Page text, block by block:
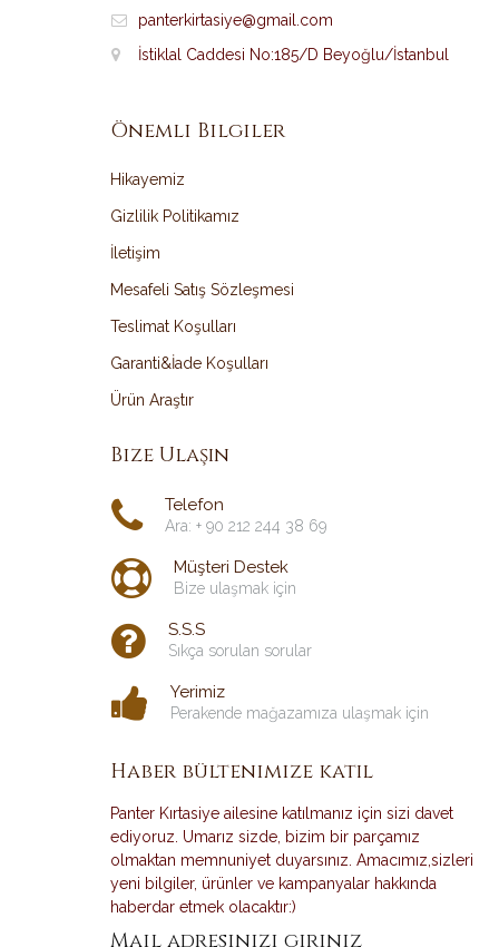
panterkirtasiye@gmail.com
İstiklal Caddesi No:185/D Beyoğlu/İstanbul
Önemli Bilgiler
Hikayemiz
Gizlilik Politikamız
İletişim
Mesafeli Satış Sözleşmesi
Teslimat Koşulları
Garanti&İade Koşulları
Ürün Araştır
Bize Ulaşın
Telefon
Ara: + 90 212 244 38 69
Müşteri Destek
Bize ulaşmak için
S.S.S
Sıkça sorulan sorular
Yerimiz
Perakende mağazamıza ulaşmak için
Haber bültenimize katıl
Panter Kırtasiye ailesine katılmanız için sizi davet
ediyoruz. Umarız sizde, bizim bir parçamız
olmaktan memnuniyet duyarsınız. Amacımız,sizleri
yeni bilgiler, ürünler ve kampanyalar hakkında
haberdar etmek olacaktır:)
Mail adresinizi giriniz